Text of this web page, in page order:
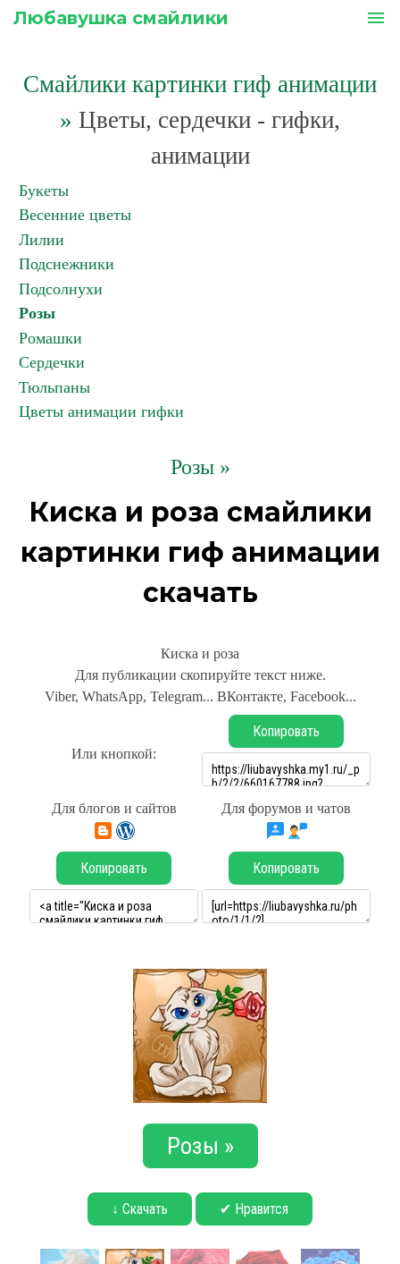
Любавушка смайлики menu
Смайлики картинки гиф анимации
» Цветы, сердечки - гифки,
анимации
Букеты
Весенние цветы
Лилии
Подснежники
Подсолнухи
Розы
Ромашки
Сердечки
Тюльпаны
Цветы анимации гифки
Розы »
Киска и роза смайлики
картинки гиф анимации
скачать
Киска и роза
Для публикации скопируйте текст ниже.
Viber, WhatsApp, Telegram... ВКонтакте, Facebook...
Или кнопкой:
Копировать
Для блогов и сайтов Для форумов и чатов
Копировать Копировать
Розы »
↓ Скачать ✔ Нравится